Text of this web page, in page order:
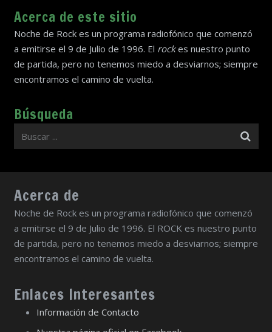
Acerca de este sitio
Noche de Rock es un programa radiofónico que comenzó
a emitirse el 9 de Julio de 1996. El rockes nuestro punto
de partida, pero no tenemos miedo a desviarnos; siempre
encontramos el camino de vuelta.
Búsqueda
Acerca de
Noche de Rock es un programa radiofónico que comenzó
a emitirse el 9 de Julio de 1996. El ROCK es nuestro punto
de partida, pero no tenemos miedo a desviarnos; siempre
encontramos el camino de vuelta.
Enlaces Interesantes
Información de Contacto